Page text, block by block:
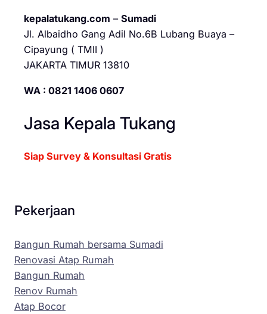
kepalatukang.com – Sumadi
Jl. Albaidho Gang Adil No.6B Lubang Buaya –
Cipayung ( TMII )
JAKARTA TIMUR 13810
WA : 0821 1406 0607
Jasa Kepala Tukang
Siap Survey & Konsultasi Gratis
Pekerjaan
Bangun Rumah bersama Sumadi
Renovasi Atap Rumah
Bangun Rumah
Renov Rumah
Atap Bocor